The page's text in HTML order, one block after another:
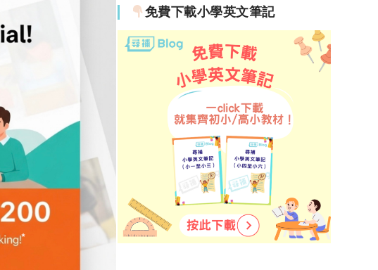
免費下載小學英文筆記